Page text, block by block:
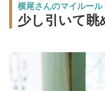
横尾さんのマイルール
少し引いて眺